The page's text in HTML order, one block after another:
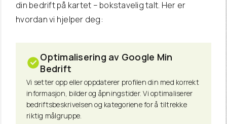
din bedrift på kartet – bokstavelig talt. Her er
hvordan vi hjelper deg:
Optimalisering av Google Min
Bedrift
Vi setter opp eller oppdaterer profilen din med korrekt
informasjon, bilder og åpningstider. Vi optimaliserer
bedriftsbeskrivelsen og kategoriene for å tiltrekke
riktig målgruppe.